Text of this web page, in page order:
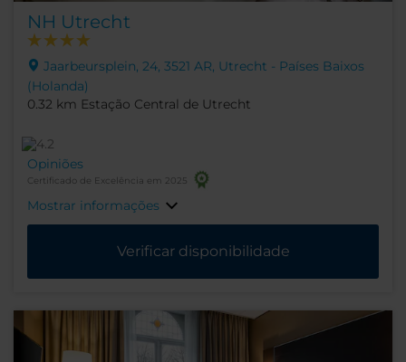
NH Utrecht
Jaarbeursplein, 24, 3521 AR, Utrecht - Países Baixos
(Holanda)
0.32 km Estação Central de Utrecht
Opiniões
Certificado de Excelência em 2025
Mostrar informações
Verificar disponibilidade